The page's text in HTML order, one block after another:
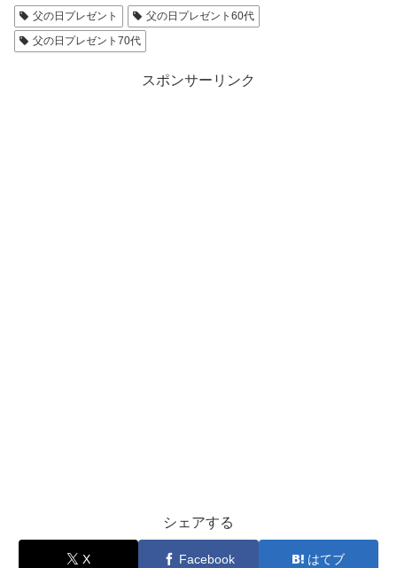
父の日プレゼント
父の日プレゼント60代
父の日プレゼント70代
スポンサーリンク
シェアする
X Facebook はてブ